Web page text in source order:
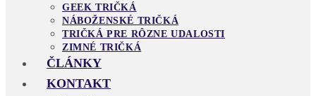
GEEK TRIČKÁ
NÁBOŽENSKÉ TRIČKÁ
TRIČKÁ PRE RÔZNE UDALOSTI
ZIMNÉ TRIČKÁ
ČLÁNKY
KONTAKT